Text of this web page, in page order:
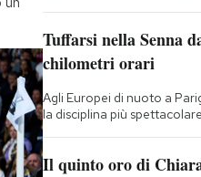
Tuffarsi nella Senna
chilometri orari
Agli Europei di nuoto a
la disciplina più
Il quinto oro di